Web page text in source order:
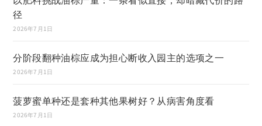
径
2026年7月1日
分阶段翻种油棕应成为担心断收入园主的选项之一
2026年7月1日
菠萝蜜单种还是套种其他果树好？从病害角度看
2026年7月1日